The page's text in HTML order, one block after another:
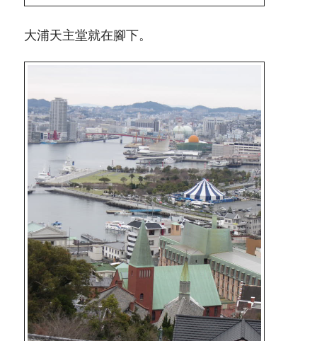
大浦天主堂就在腳下。